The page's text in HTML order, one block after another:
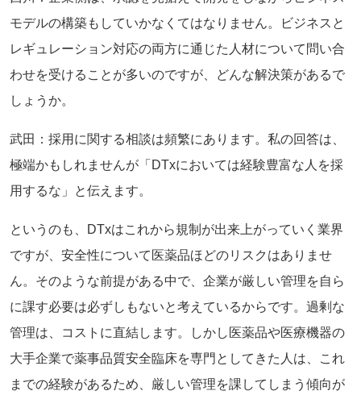
モデルの構築もしていかなくてはなりません。ビジネスと
レギュレーション対応の両方に通じた人材について問い合
わせを受けることが多いのですが、どんな解決策があるで
しょうか。
武田：採用に関する相談は頻繁にあります。私の回答は、
極端かもしれませんが「DTxにおいては経験豊富な人を採
用するな」と伝えます。
というのも、DTxはこれから規制が出来上がっていく業界
ですが、安全性について医薬品ほどのリスクはありませ
ん。そのような前提がある中で、企業が厳しい管理を自ら
に課す必要は必ずしもないと考えているからです。過剰な
管理は、コストに直結します。しかし医薬品や医療機器の
大手企業で薬事品質安全臨床を専門としてきた人は、これ
までの経験があるため、厳しい管理を課してしまう傾向が